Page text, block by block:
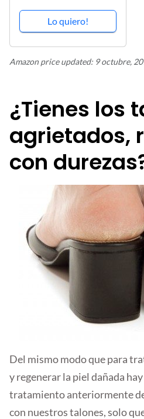
Lo quiero!
Amazon price updated: 9 octubre,
¿Tienes los
agrietados,
con
Del mismo modo que para
y regenerar la piel dañada
tratamiento anteriormente
con nuestros talones, solo